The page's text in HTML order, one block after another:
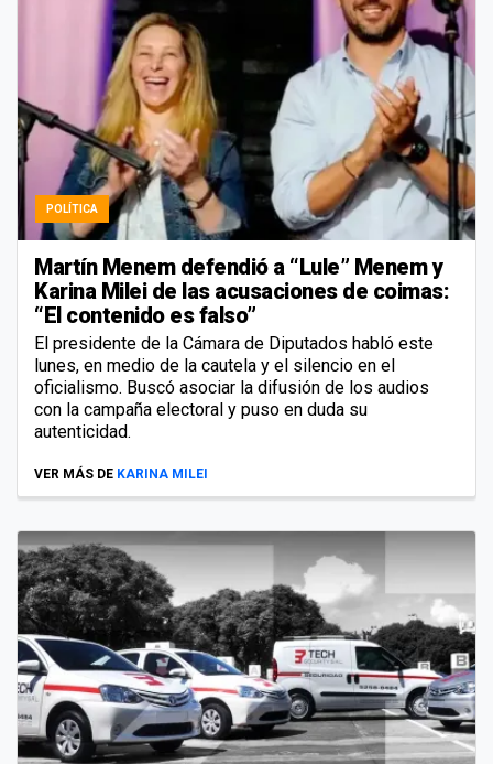
POLÍTICA
Martín Menem defendió a “Lule” Menem y
Karina Milei de las acusaciones de coimas:
“El contenido es falso”
El presidente de la Cámara de Diputados habló este
lunes, en medio de la cautela y el silencio en el
oficialismo. Buscó asociar la difusión de los audios
con la campaña electoral y puso en duda su
autenticidad.
VER MÁS DE KARINA MILEI